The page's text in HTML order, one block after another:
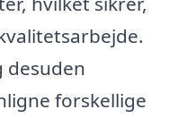
desuden
forskellige